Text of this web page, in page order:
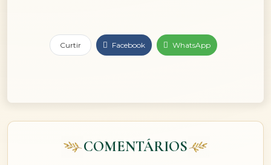
Curtir Facebook WhatsApp
COMENTÁRIOS